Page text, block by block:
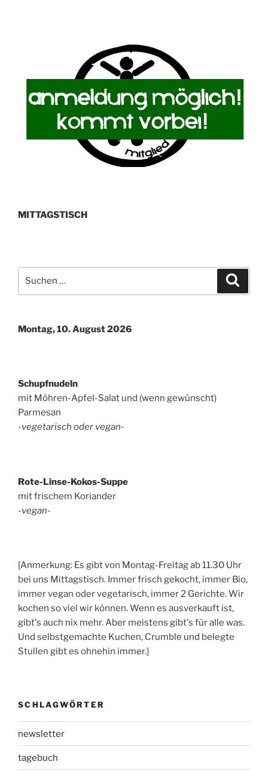
MITTAGSTISCH
nach:
Montag, 10. August 2026
Schupfnudeln
mit Möhren-Apfel-Salat und (wenn gewünscht)
Parmesan
-vegetarisch oder vegan-
Rote-Linse-Kokos-Suppe
mit frischem Koriander
-vegan-
[Anmerkung: Es gibt von Montag-Freitag ab 11.30 Uhr
bei uns Mittagstisch. Immer frisch gekocht, immer Bio,
immer vegan oder vegetarisch, immer 2 Gerichte. Wir
kochen so viel wir können. Wenn es ausverkauft ist,
gibt's auch nix mehr. Aber meistens gibt's für alle was.
Und selbstgemachte Kuchen, Crumble und belegte
Stullen gibt es ohnehin immer.]
SCHLAGWÖRTER
newsletter
tagebuch